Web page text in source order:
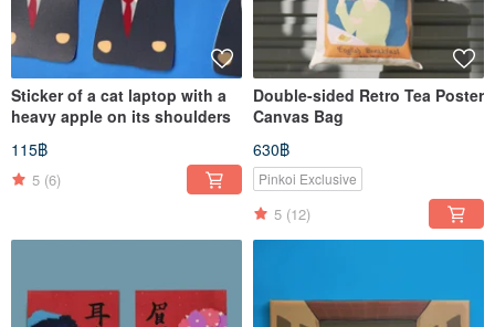
Sticker of a cat laptop with a
heavy apple on its shoulders
115฿
5 (6)
Double-sided Retro Tea Poster
Canvas Bag
630฿
Pinkoi Exclusive
5 (12)